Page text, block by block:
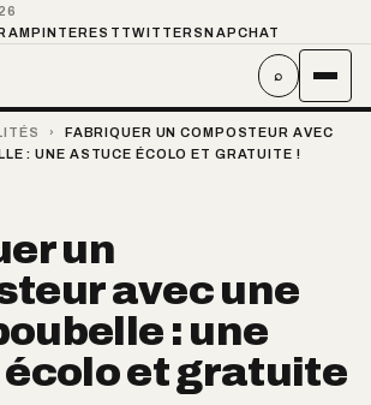
PINTEREST TWITTER SNAPCHAT
⌕
›
FABRIQUER UN COMPOSTEUR AVEC
: UNE ASTUCE ÉCOLO ET GRATUITE !
un
avec une
: une
et gratuite